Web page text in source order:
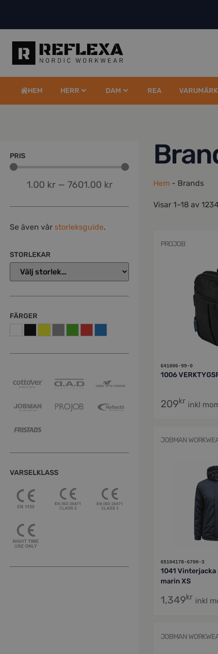
HEM HERR DAM REA
PRIS
1.00 kr— 7601.00 kr
Se även vår storleksguide.
STORLEKAR
FÄRGER
VARSELKLASS
Hem - Brands
Visar 1–18 av
PROJOB
641006-99-0
1006
209kr inkl
JOBMAN
65104178-6700-3
1041
marin XS
1,349kr inkl
JOBMAN